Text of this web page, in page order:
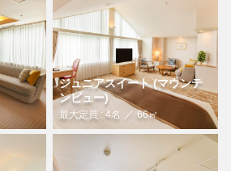
ジュニアスイート (マウンテ
ンビュー)
最大定員 : 4名 66㎡